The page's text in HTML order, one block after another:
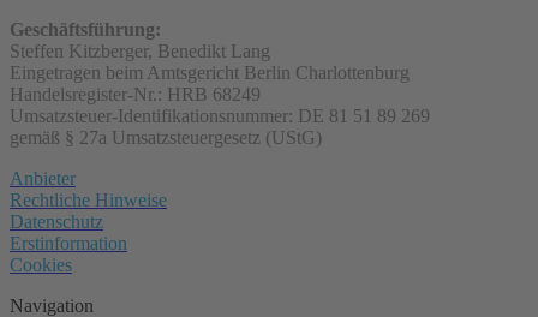
Geschäftsführung:
Steffen Kitzberger, Benedikt Lang
Eingetragen beim Amtsgericht Berlin Charlottenburg
Handelsregister-Nr.: HRB 68249
Umsatzsteuer-Identifikationsnummer: DE 81 51 89 269
gemäß § 27a Umsatzsteuergesetz (UStG)
Anbieter
Rechtliche Hinweise
Datenschutz
Erstinformation
Cookies
Navigation